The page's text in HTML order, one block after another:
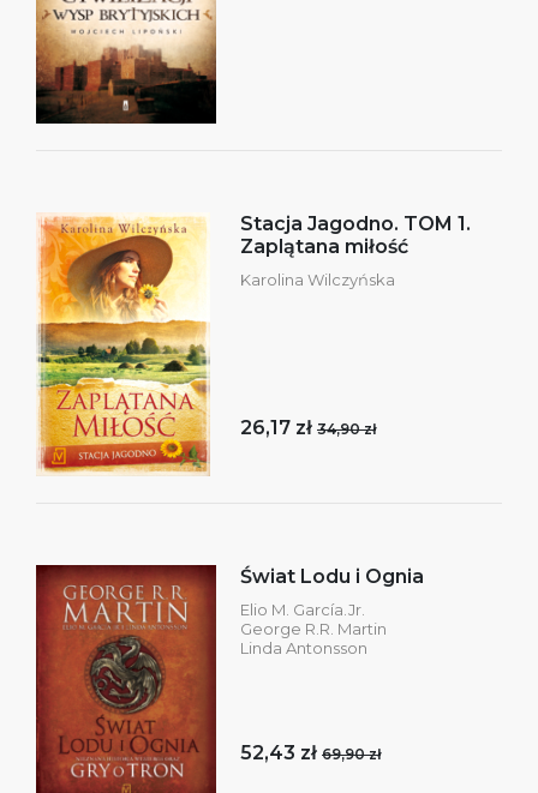
Stacja Jagodno. TOM 1.
Zaplątana miłość
Karolina Wilczyńska
26,17 zł 34,90 zł
Świat Lodu i Ognia
Elio M. García.Jr.
George R.R. Martin
Linda Antonsson
52,43 zł 69,90 zł